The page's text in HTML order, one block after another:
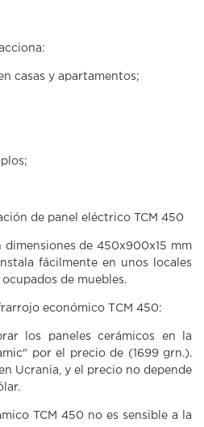
casas y apartamentos;
de panel eléctrico TCM 450
de 450х900х15 mm
fácilmente en unos locales
de muebles.
económico ТСМ 450:
los paneles cerámicos en la
por el precio de (1699 grn.).
Ucrania, y el precio no depende
TCM 450 no es sensible a la